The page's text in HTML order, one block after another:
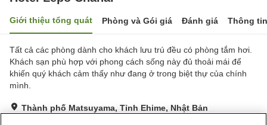
Giới thiệu tổng quát Phòng và Gói giá Đánh giá Thông
Tất cả các phòng dành cho khách lưu trú đều có phòng tắm hơi.
Khách sạn phù hợp với phong cách sống này đủ thoải mái để
khiến quý khách cảm thấy như đang ở trong biệt thự của chính
mình.
Thành phố Matsuyama, Tỉnh Ehime, Nhật Bản